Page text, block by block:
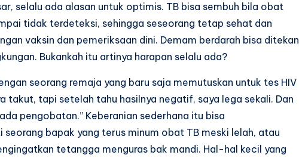
selalu ada alasan untuk optimis. TB bisa sembuh bila obat
tidak terdeteksi, sehingga seseorang tetap sehat dan
vaksin dan pemeriksaan dini. Demam berdarah bisa ditekan
Bukankah itu artinya harapan selalu ada?
seorang remaja yang baru saja memutuskan untuk tes HIV
takut, tapi setelah tahu hasilnya negatif, saya lega sekali. Dan
pengobatan.” Keberanian sederhana itu bisa
bapak yang terus minum obat TB meski lelah, atau
tetangga menguras bak mandi. Hal-hal kecil yang